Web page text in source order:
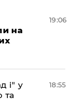
на
19:06
і" у
та
18:55